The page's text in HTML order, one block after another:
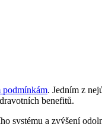
podmínkám. Jedním z
benefitů.
systému a zvýšení